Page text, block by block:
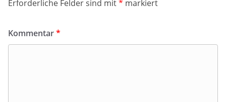
Erforderliche Felder sind mit* markiert
Kommentar*